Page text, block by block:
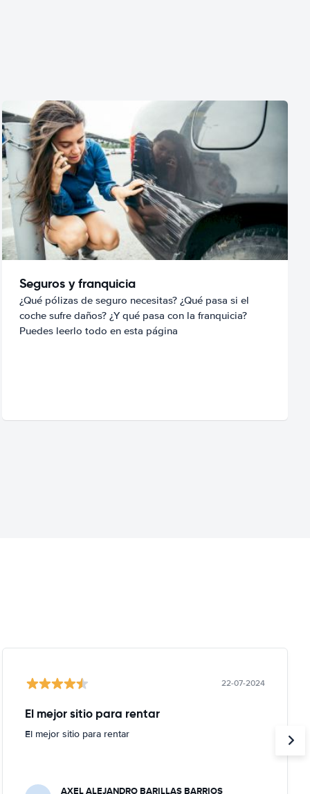
Seguros y franquicia
¿Qué pólizas de seguro necesitas? ¿Qué pasa si el
coche sufre daños? ¿Y qué pasa con la franquicia?
Puedes leerlo todo en esta página
22-07-2024
El mejor sitio para rentar
El mejor sitio para rentar
AXEL ALEJANDRO BARILLAS BARRIOS